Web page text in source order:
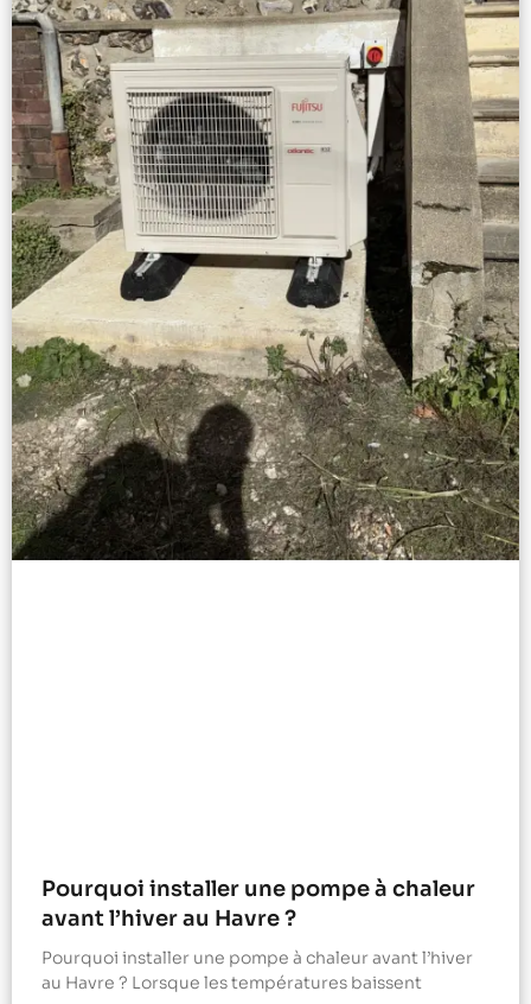
Pourquoi installer une pompe à chaleur
avant l’hiver au Havre ?
Pourquoi installer une pompe à chaleur avant l’hiver
au Havre ? Lorsque les températures baissent